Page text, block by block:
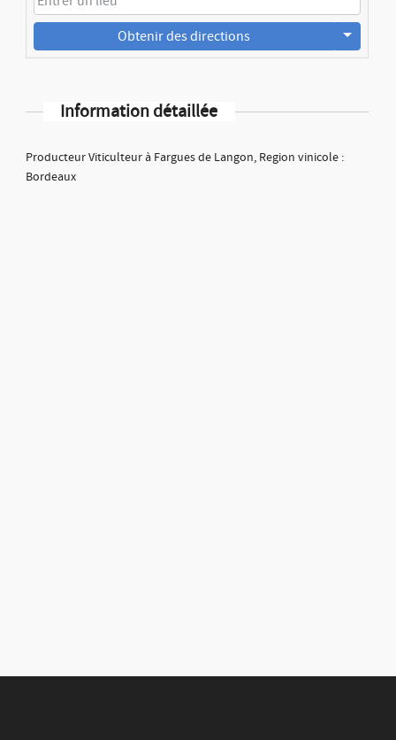
Obtenir des directions
Information détaillée
Producteur Viticulteur à Fargues de Langon, Region vinicole :
Bordeaux